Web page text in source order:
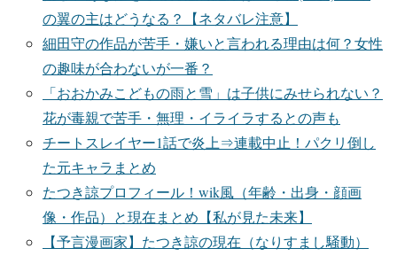
の翼の主はどうなる？【ネタバレ注意】
細田守の作品が苦手・嫌いと言われる理由は何？女性
の趣味が合わないが一番？
「おおかみこどもの雨と雪」は子供にみせられない？
花が毒親で苦手・無理・イライラするとの声も
チートスレイヤー1話で炎上⇒連載中止！パクリ倒し
た元キャラまとめ
たつき諒プロフィール！wik風（年齢・出身・顔画
像・作品）と現在まとめ【私が見た未来】
【予言漫画家】たつき諒の現在（なりすまし騒動）